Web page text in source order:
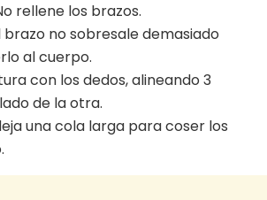
rellene los brazos.
no sobresale demasiado
al cuerpo.
con los dedos, alineando 3
de la otra.
una cola larga para coser los